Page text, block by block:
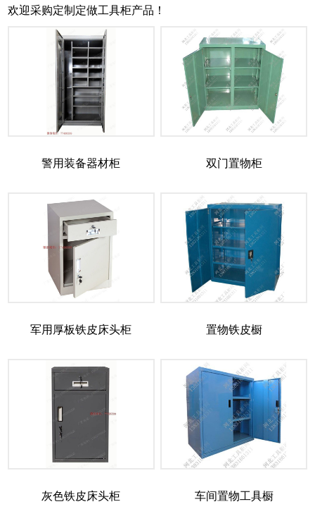
欢迎采购定制定做工具柜产品！
警用装备器材柜 双门置物柜
军用厚板铁皮床头柜 置物铁皮橱
灰色铁皮床头柜 车间置物工具橱